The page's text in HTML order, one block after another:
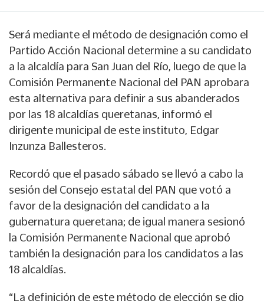
Será mediante el método de designación como el
Partido Acción Nacional determine a su candidato
a la alcaldía para San Juan del Río, luego de que la
Comisión Permanente Nacional del PAN aprobara
esta alternativa para definir a sus abanderados
por las 18 alcaldías queretanas, informó el
dirigente municipal de este instituto, Edgar
Inzunza Ballesteros.
Recordó que el pasado sábado se llevó a cabo la
sesión del Consejo estatal del PAN que votó a
favor de la designación del candidato a la
gubernatura queretana; de igual manera sesionó
la Comisión Permanente Nacional que aprobó
también la designación para los candidatos a las
18 alcaldías.
“La definición de este método de elección se dio